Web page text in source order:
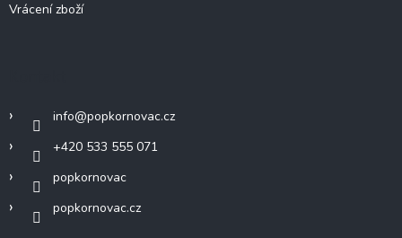
Vrácení zboží
info@popkornovac.cz
+420 533 555 071
popkornovac
popkornovac.cz